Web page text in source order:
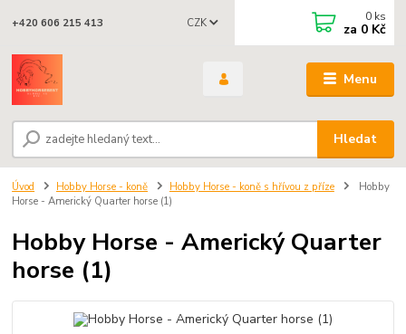
Menu
CZK
Hledat
+420 606 215 413 0 ks
za 0 Kč
Úvod Hobby Horse - koně Hobby Horse - koně s hřívou z příze
Hobby
Horse - Americký Quarter horse (1)
Hobby Horse - Americký Quarter
horse (1)